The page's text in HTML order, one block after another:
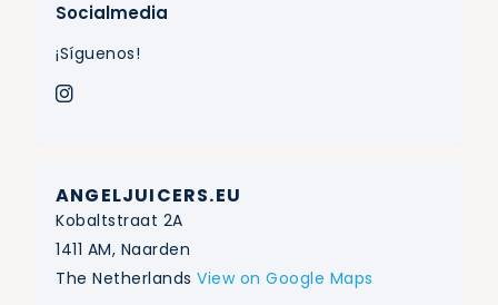
Socialmedia
¡Síguenos!
ANGELJUICERS.EU
Kobaltstraat 2A
1411 AM, Naarden
The Netherlands View on Google Maps